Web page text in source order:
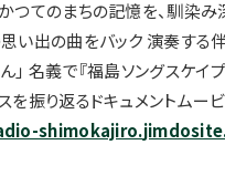
つてのまちの記憶を、馴染
い出の曲をバック 演奏する
」 名義で『福島ソングスケイ
を振り返るドキュメントムー
shimokajiro.